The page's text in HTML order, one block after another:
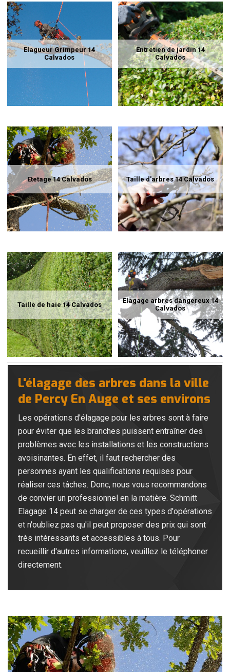
Elagueur Grimpeur 14
Calvados
Entretien de jardin 14
Calvados
Etetage 14 Calvados Taille d'arbres 14 Calvados
Taille de haie 14 Calvados
Elagage arbres dangereux 14
Calvados
L'élagage des arbres dans la ville
de Percy En Auge et ses environs
Les opérations d'élagage pour les arbres sont à faire
pour éviter que les branches puissent entraîner des
problèmes avec les installations et les constructions
avoisinantes. En effet, il faut rechercher des
personnes ayant les qualifications requises pour
réaliser ces tâches. Donc, nous vous recommandons
de convier un professionnel en la matière. Schmitt
Elagage 14 peut se charger de ces types d'opérations
et n'oubliez pas qu'il peut proposer des prix qui sont
très intéressants et accessibles à tous. Pour
recueillir d'autres informations, veuillez le téléphoner
directement.